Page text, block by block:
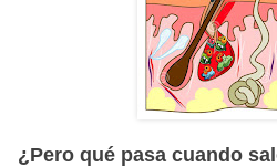
¿Pero qué pasa cuando